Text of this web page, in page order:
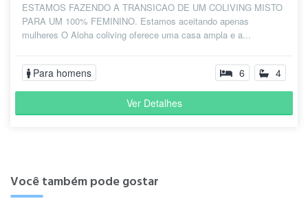
ESTAMOS FAZENDO A TRANSICAO DE UM COLIVING MISTO
PARA UM 100% FEMININO. Estamos aceitando apenas
mulheres O Aloha coliving oferece uma casa ampla e a...
Para homens 6 4
Ver Detalhes
Você também pode gostar